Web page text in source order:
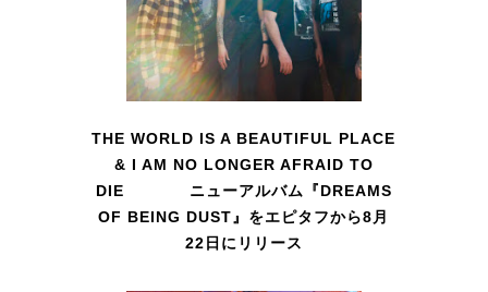
THE WORLD IS A BEAUTIFUL PLACE
& I AM NO LONGER AFRAID TO
DIE ニューアルバム『DREAMS
OF BEING DUST』をエピタフから8月
22日にリリース